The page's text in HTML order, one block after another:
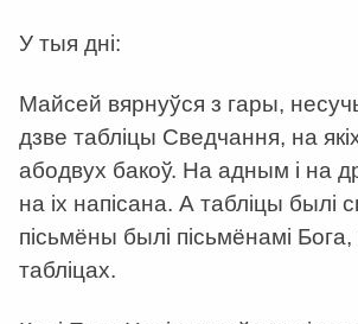
У тыя дні:
Майсей вярнуўся з гары,
дзве табліцы Сведчання, на
абодвух бакоў. На адным і на
на іх напісана. А табліцы былі
пісьмёны былі пісьмёнамі
табліцах.